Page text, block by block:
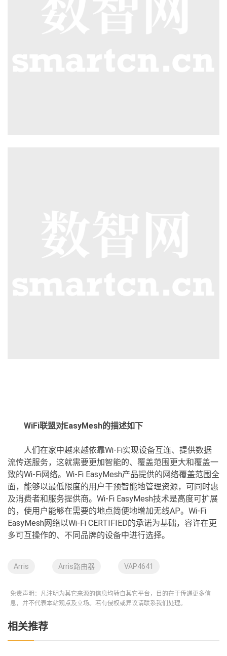
WiFi联盟对EasyMesh的描述如下
人们在家中越来越依靠Wi-Fi实现设备互连、提供数据
流传送服务，这就需要更加智能的、覆盖范围更大和覆盖一
致的Wi-Fi网络。Wi-Fi EasyMesh产品提供的网络覆盖范围全
面，能够以最低限度的用户干预智能地管理资源，可同时惠
及消费者和服务提供商。Wi-Fi EasyMesh技术是高度可扩展
的，使用户能够在需要的地点简便地增加无线AP。Wi-Fi
EasyMesh网络以Wi-Fi CERTIFIED的承诺为基础，容许在更
多可互操作的、不同品牌的设备中进行选择。
Arris Arris路由器 VAP4641
免责声明：凡注明为其它来源的信息均转自其它平台，目的在于传递更多信
息，并不代表本站观点及立场。若有侵权或异议请联系我们处理。
相关推荐